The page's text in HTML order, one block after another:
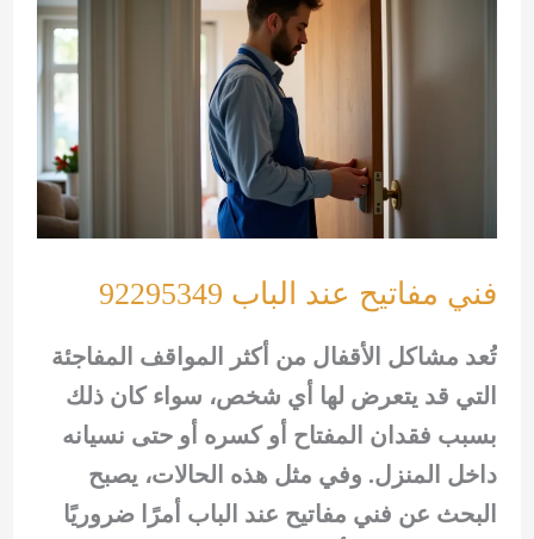
فني مفاتيح عند الباب 92295349
تُعد مشاكل الأقفال من أكثر المواقف المفاجئة
التي قد يتعرض لها أي شخص، سواء كان ذلك
بسبب فقدان المفتاح أو كسره أو حتى نسيانه
داخل المنزل. وفي مثل هذه الحالات، يصبح
البحث عن فني مفاتيح عند الباب أمرًا ضروريًا